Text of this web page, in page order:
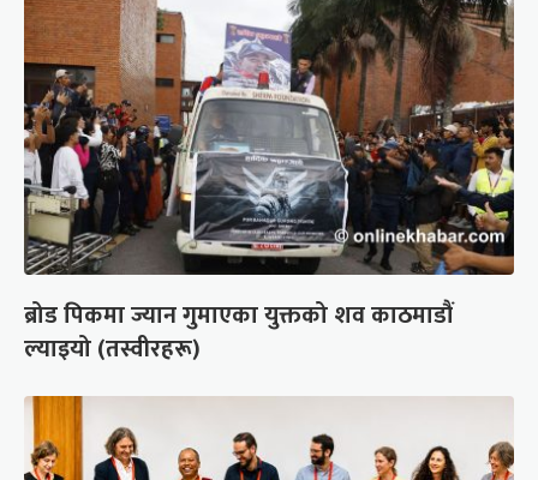
ब्रोड पिकमा ज्यान गुमाएका युक्तको शव काठमाडौं
ल्याइयो (तस्वीरहरू)